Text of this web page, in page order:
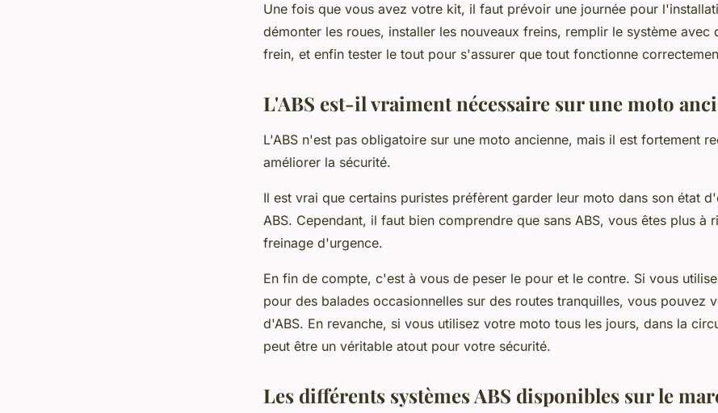
Une fois que vous avez votre kit, il faut prévoir une journée pour
démonter les roues, installer les nouveaux freins, remplir le système avec
frein, et enfin tester le tout pour s'assurer que tout fonctionne
L'ABS est-il vraiment nécessaire sur une moto
L'ABS n'est pas obligatoire sur une moto ancienne, mais il est fortement
améliorer la sécurité.
Il est vrai que certains puristes préfèrent garder leur moto dans son état
ABS. Cependant, il faut bien comprendre que sans ABS, vous êtes plus à
freinage d'urgence.
En fin de compte, c'est à vous de peser le pour et le contre. Si vous
pour des balades occasionnelles sur des routes tranquilles, vous pouvez
d'ABS. En revanche, si vous utilisez votre moto tous les jours, dans la
peut être un véritable atout pour votre sécurité.
Les différents systèmes ABS disponibles sur le